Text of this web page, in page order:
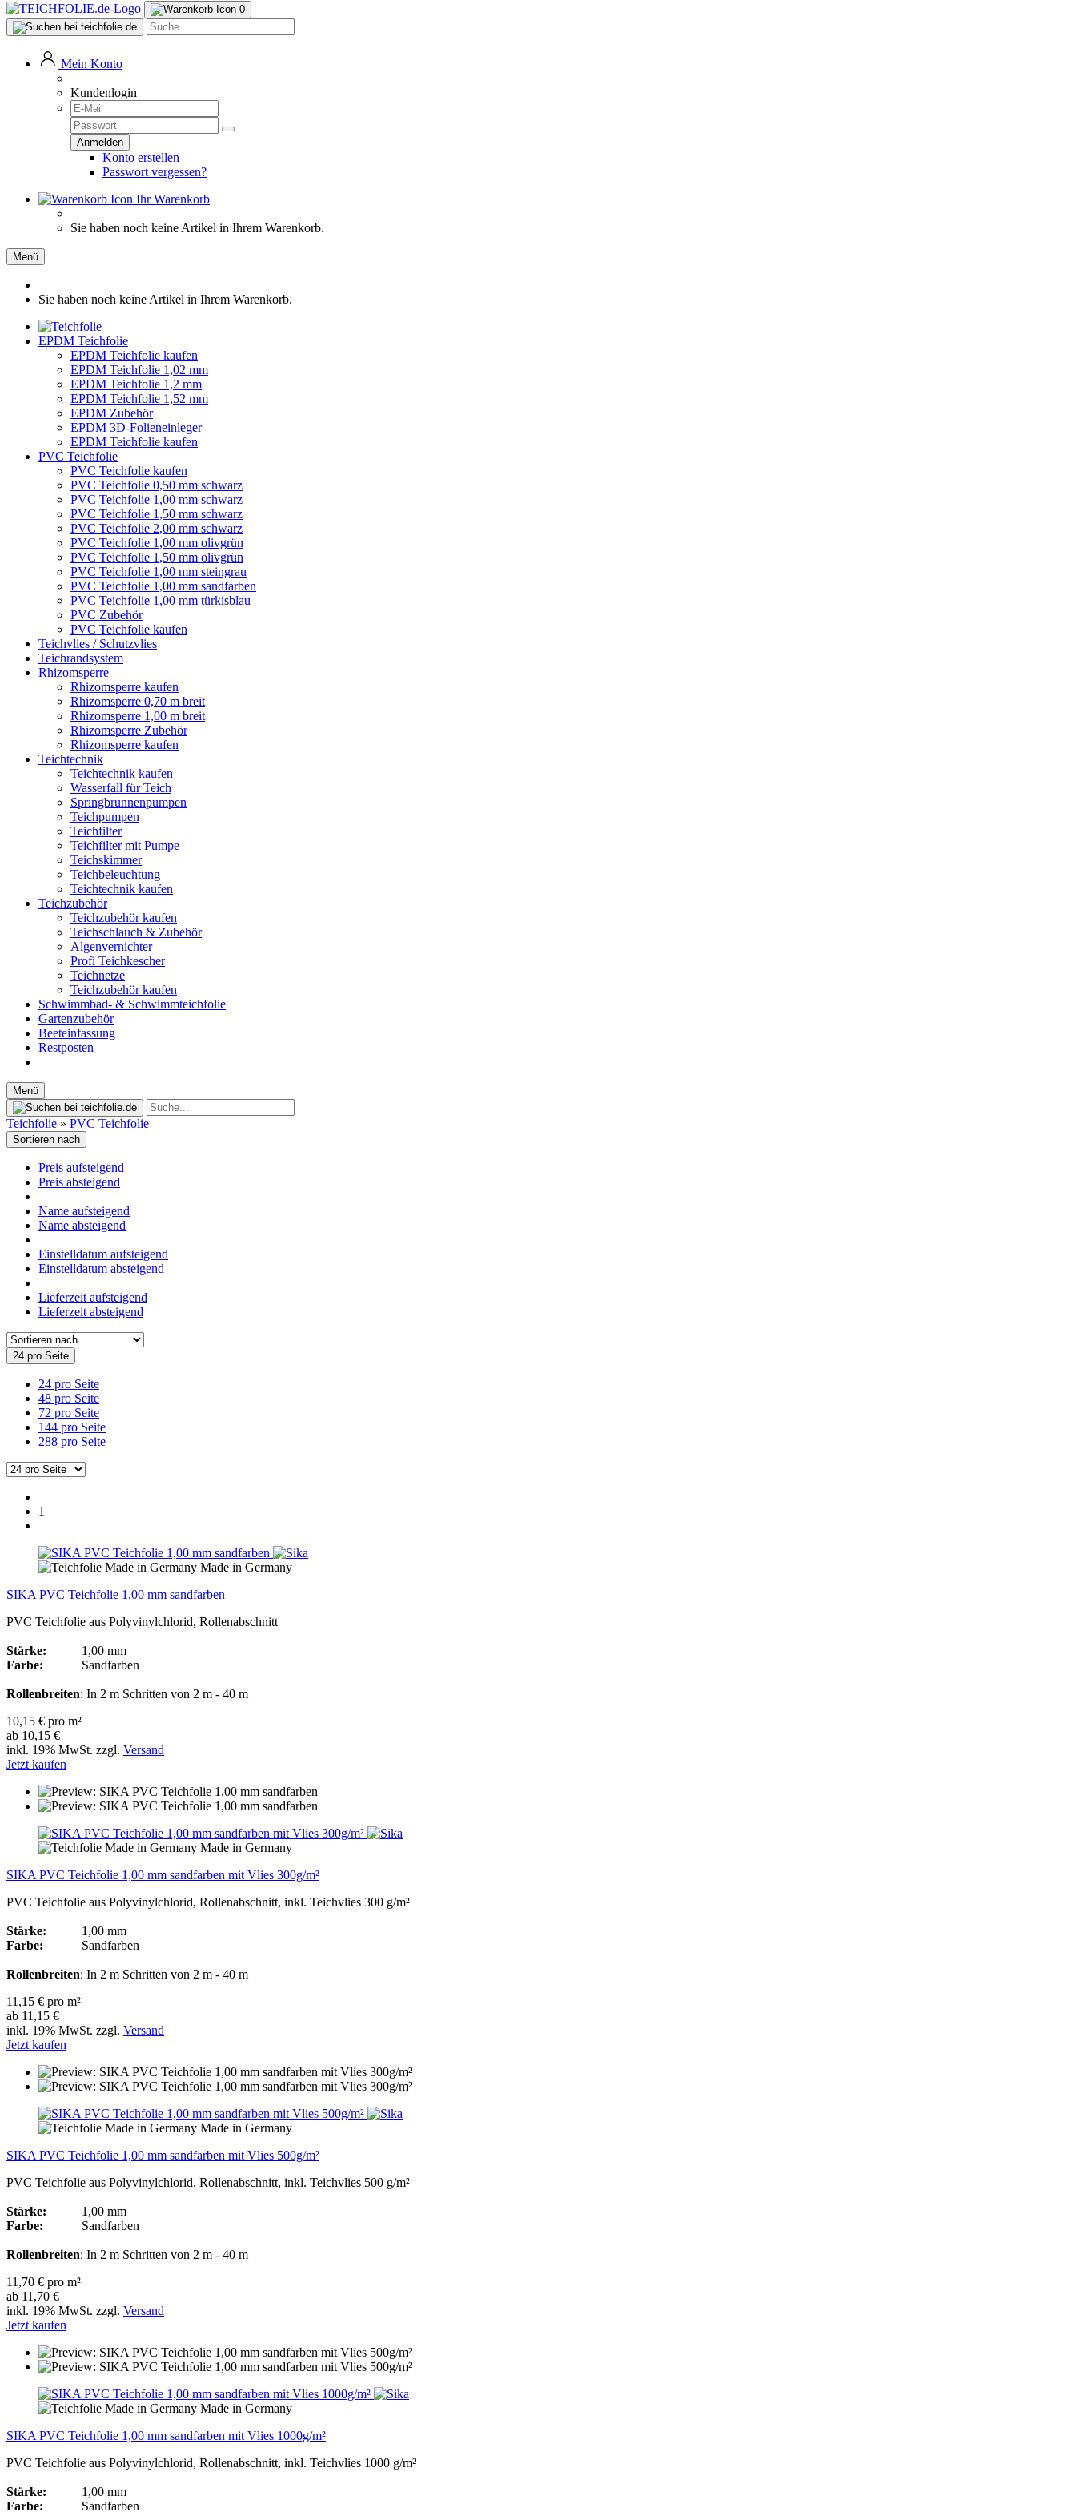
0
Mein Konto
Kundenlogin
Konto erstellen
Passwort vergessen?
Ihr Warenkorb
Sie haben noch keine Artikel in Ihrem Warenkorb.
Menü
Sie haben noch keine Artikel in Ihrem Warenkorb.
EPDM Teichfolie
EPDM Teichfolie kaufen
EPDM Teichfolie 1,02 mm
EPDM Teichfolie 1,2 mm
EPDM Teichfolie 1,52 mm
EPDM Zubehör
EPDM 3D-Folieneinleger
EPDM Teichfolie kaufen
PVC Teichfolie
PVC Teichfolie kaufen
PVC Teichfolie 0,50 mm schwarz
PVC Teichfolie 1,00 mm schwarz
PVC Teichfolie 1,50 mm schwarz
PVC Teichfolie 2,00 mm schwarz
PVC Teichfolie 1,00 mm olivgrün
PVC Teichfolie 1,50 mm olivgrün
PVC Teichfolie 1,00 mm steingrau
PVC Teichfolie 1,00 mm sandfarben
PVC Teichfolie 1,00 mm türkisblau
PVC Zubehör
PVC Teichfolie kaufen
Teichvlies / Schutzvlies
Teichrandsystem
Rhizomsperre
Rhizomsperre kaufen
Rhizomsperre 0,70 m breit
Rhizomsperre 1,00 m breit
Rhizomsperre Zubehör
Rhizomsperre kaufen
Teichtechnik
Teichtechnik kaufen
Wasserfall für Teich
Springbrunnenpumpen
Teichpumpen
Teichfilter
Teichfilter mit Pumpe
Teichskimmer
Teichbeleuchtung
Teichtechnik kaufen
Teichzubehör
Teichzubehör kaufen
Teichschlauch & Zubehör
Algenvernichter
Profi Teichkescher
Teichnetze
Teichzubehör kaufen
Schwimmbad- & Schwimmteichfolie
Gartenzubehör
Beeteinfassung
Restposten
Menü
Teichfolie » PVC Teichfolie
Sortieren nach
Preis aufsteigend
Preis absteigend
Name aufsteigend
Name absteigend
Einstelldatum aufsteigend
Einstelldatum absteigend
Lieferzeit aufsteigend
Lieferzeit absteigend
24 pro Seite
24 pro Seite
48 pro Seite
72 pro Seite
144 pro Seite
288 pro Seite
1
Made in Germany
SIKA PVC Teichfolie 1,00 mm sandfarben
PVC Teichfolie aus Polyvinylchlorid, Rollenabschnitt
Stärke: 1,00 mm
Farbe: Sandfarben
Rollenbreiten: In 2 m Schritten von 2 m - 40 m
10,15 € pro m²
ab 10,15 €
inkl. 19% MwSt. zzgl. Versand
Jetzt kaufen
Made in Germany
SIKA PVC Teichfolie 1,00 mm sandfarben mit Vlies 300g/m²
PVC Teichfolie aus Polyvinylchlorid, Rollenabschnitt, inkl. Teichvlies 300 g/m²
Stärke: 1,00 mm
Farbe: Sandfarben
Rollenbreiten: In 2 m Schritten von 2 m - 40 m
11,15 € pro m²
ab 11,15 €
inkl. 19% MwSt. zzgl. Versand
Jetzt kaufen
Made in Germany
SIKA PVC Teichfolie 1,00 mm sandfarben mit Vlies 500g/m²
PVC Teichfolie aus Polyvinylchlorid, Rollenabschnitt, inkl. Teichvlies 500 g/m²
Stärke: 1,00 mm
Farbe: Sandfarben
Rollenbreiten: In 2 m Schritten von 2 m - 40 m
11,70 € pro m²
ab 11,70 €
inkl. 19% MwSt. zzgl. Versand
Jetzt kaufen
Made in Germany
SIKA PVC Teichfolie 1,00 mm sandfarben mit Vlies 1000g/m²
PVC Teichfolie aus Polyvinylchlorid, Rollenabschnitt, inkl. Teichvlies 1000 g/m²
Stärke: 1,00 mm
Farbe: Sandfarben